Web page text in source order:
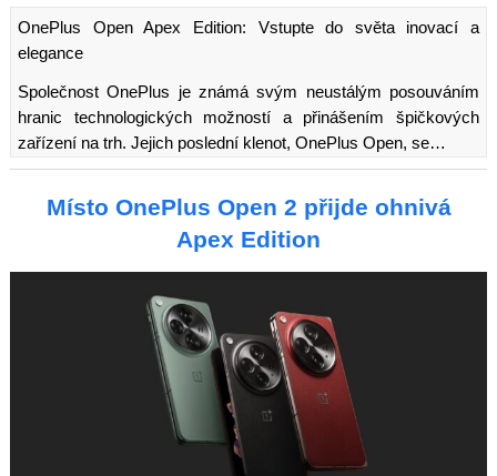
OnePlus Open Apex Edition: Vstupte do světa inovací a
elegance
Společnost OnePlus je známá svým neustálým posouváním
hranic technologických možností a přinášením špičkových
zařízení na trh. Jejich poslední klenot, OnePlus Open, se…
Místo OnePlus Open 2 přijde ohnivá
Apex Edition